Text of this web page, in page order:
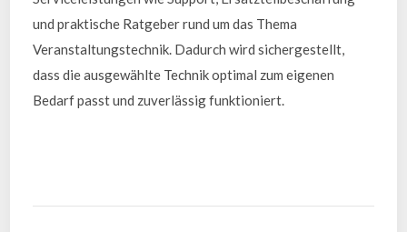
und praktische Ratgeber rund um das Thema
Veranstaltungstechnik. Dadurch wird sichergestellt,
dass die ausgewählte Technik optimal zum eigenen
Bedarf passt und zuverlässig funktioniert.